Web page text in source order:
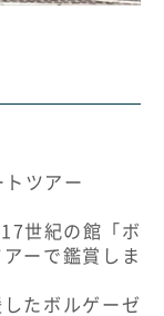
ツアー
世紀の館「ボ
ーで鑑賞しま
たボルゲーゼ